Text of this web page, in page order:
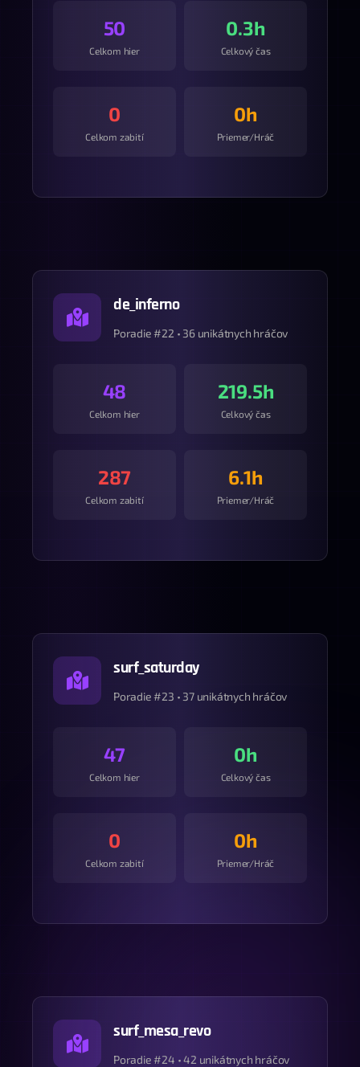
50
Celkom hier
0.3h
Celkový čas
0
Celkom zabití
0h
Priemer/Hráč
de_inferno
Poradie #22 • 36 unikátnych hráčov
48
Celkom hier
219.5h
Celkový čas
287
Celkom zabití
6.1h
Priemer/Hráč
surf_saturday
Poradie #23 • 37 unikátnych hráčov
47
Celkom hier
0h
Celkový čas
0
Celkom zabití
0h
Priemer/Hráč
surf_mesa_revo
Poradie #24 • 42 unikátnych hráčov